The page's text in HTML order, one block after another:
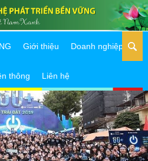
Giới thiệu Doanh nghiệp
thông Liên hệ